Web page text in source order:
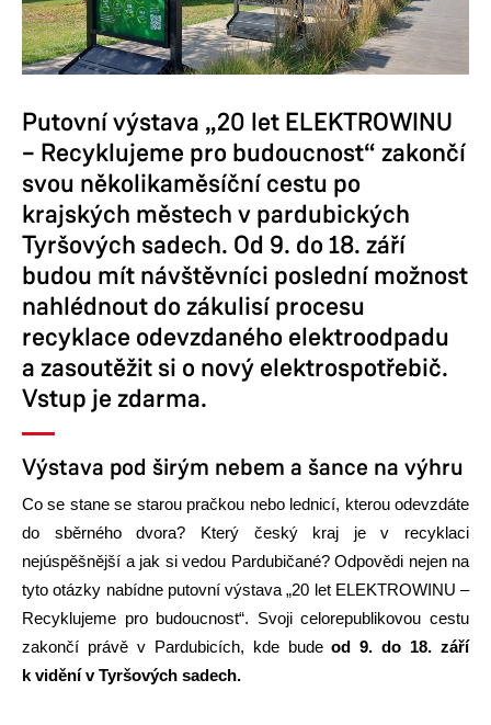
Putovní výstava „20 let ELEKTROWINU
– Recyklujeme pro budoucnost“ zakončí
svou několikaměsíční cestu po
krajských městech v pardubických
Tyršových sadech. Od 9. do 18. září
budou mít návštěvníci poslední možnost
nahlédnout do zákulisí procesu
recyklace odevzdaného elektroodpadu
a zasoutěžit si o nový elektrospotřebič.
Vstup je zdarma.
Výstava pod širým nebem a šance na výhru
Co se stane se starou pračkou nebo lednicí, kterou odevzdáte
do sběrného dvora? Který český kraj je v recyklaci
nejúspěšnější a jak si vedou Pardubičané? Odpovědi nejen na
tyto otázky nabídne putovní výstava „20 let ELEKTROWINU –
Recyklujeme pro budoucnost“. Svoji celorepublikovou cestu
zakončí právě v Pardubicích, kde budeod 9. do 18. září
k vidění v Tyršových sadech.